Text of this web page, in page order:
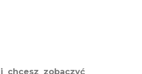
chcesz zobaczyć